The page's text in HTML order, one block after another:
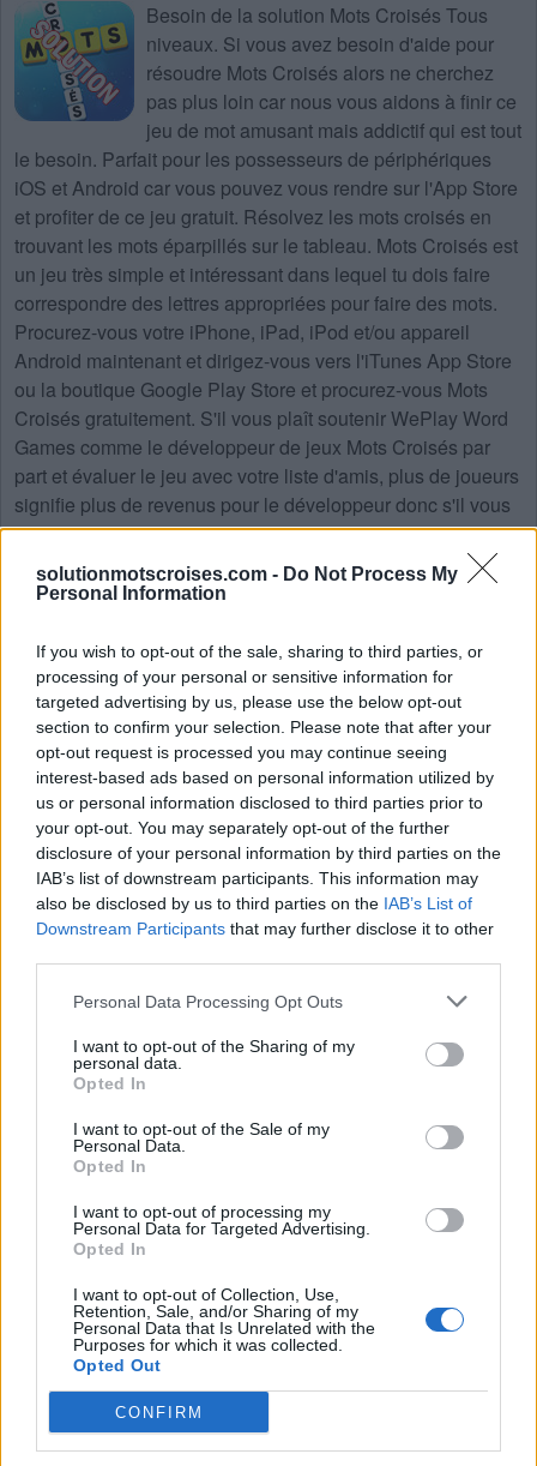
solutionmotscroises.com - Do Not Process My
Personal Information
If you wish to opt-out of the sale, sharing to third parties, or
processing of your personal or sensitive information for
targeted advertising by us, please use the below opt-out
section to confirm your selection. Please note that after your
opt-out request is processed you may continue seeing
interest-based ads based on personal information utilized by
us or personal information disclosed to third parties prior to
your opt-out. You may separately opt-out of the further
disclosure of your personal information by third parties on the
IAB’s list of downstream participants. This information may
also be disclosed by us to third parties on the IAB’s List of
Downstream Participants that may further disclose it to other
Personal Data Processing Opt Outs
I want to opt-out of the Sharing of my
personal data.
Opted In
I want to opt-out of the Sale of my
Personal Data.
Opted In
I want to opt-out of processing my
Personal Data for Targeted Advertising.
Opted In
I want to opt-out of Collection, Use,
Retention, Sale, and/or Sharing of my
Personal Data that Is Unrelated with the
Purposes for which it was collected.
Opted Out
CONFIRM
Besoin de la solution Mots Croisés Tous
niveaux. Si vous avez besoin d'aide pour
résoudre Mots Croisés alors ne cherchez
pas plus loin car nous vous aidons à finir ce
jeu de mot amusant mais addictif qui est tout
le besoin. Parfait pour les possesseurs de périphériques
iOS et Android car vous pouvez vous rendre sur l'App Store
et profiter de ce jeu gratuit. Résolvez les mots croisés en
trouvant les mots éparpillés sur le tableau. Mots Croisés est
un jeu très simple et intéressant dans lequel tu dois faire
correspondre des lettres appropriées pour faire des mots.
Procurez-vous votre iPhone, iPad, iPod et/ou appareil
Android maintenant et dirigez-vous vers l'iTunes App Store
ou la boutique Google Play Store et procurez-vous Mots
Croisés gratuitement. S'il vous plaît soutenir WePlay Word
Games comme le développeur de jeux Mots Croisés par
part et évaluer le jeu avec votre liste d'amis, plus de joueurs
signifie plus de revenus pour le développeur donc s'il vous
plaît aider à le développer.
Recherche par lettres. Entrez
toutes les lettres du puzzle:
Recherche
puzzle:
Chercher
Sélectionnez votre puzzle:
Puzzle introuvable.
Choisissez votre niveau: